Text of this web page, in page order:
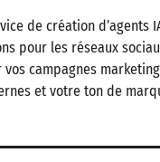
de création d’agents
pour les réseaux
vos campagnes
et votre ton de